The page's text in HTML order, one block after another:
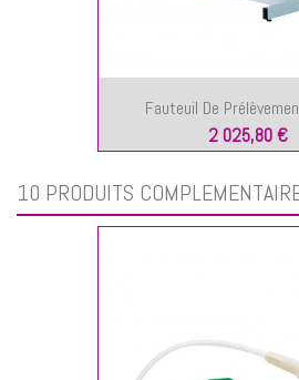
Fauteuil De
2 025,80 €
10 PRODUITS